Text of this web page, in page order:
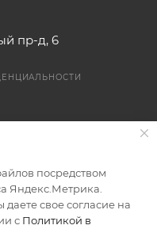
пр-д, 6
посредством
Яндекс.Метрика.
свое согласие на
с Политикой в